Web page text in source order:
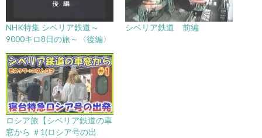
NHK特集 シベリア鉄道～
9000キロ8日の旅～〈後編〉
シベリア鉄道 前編
ロシア旅【シベリア鉄道の車
窓から ＃1(ロシア号の出